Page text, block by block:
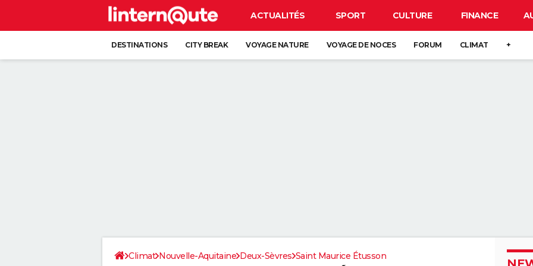
ACTUALITÉS SPORT CULTURE FINANCE
DESTINATIONS CITY BREAK VOYAGE NATURE VOYAGE DE NOCES FORUM CLIMAT +
Climat Nouvelle-Aquitaine Deux-Sèvres Saint Maurice Étusson